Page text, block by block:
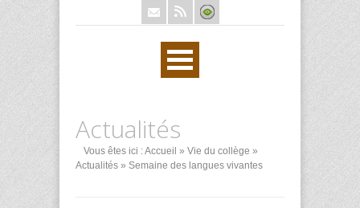
Actualités
Vous êtes ici :Accueil » Vie du collège »
Actualités » Semaine des langues vivantes